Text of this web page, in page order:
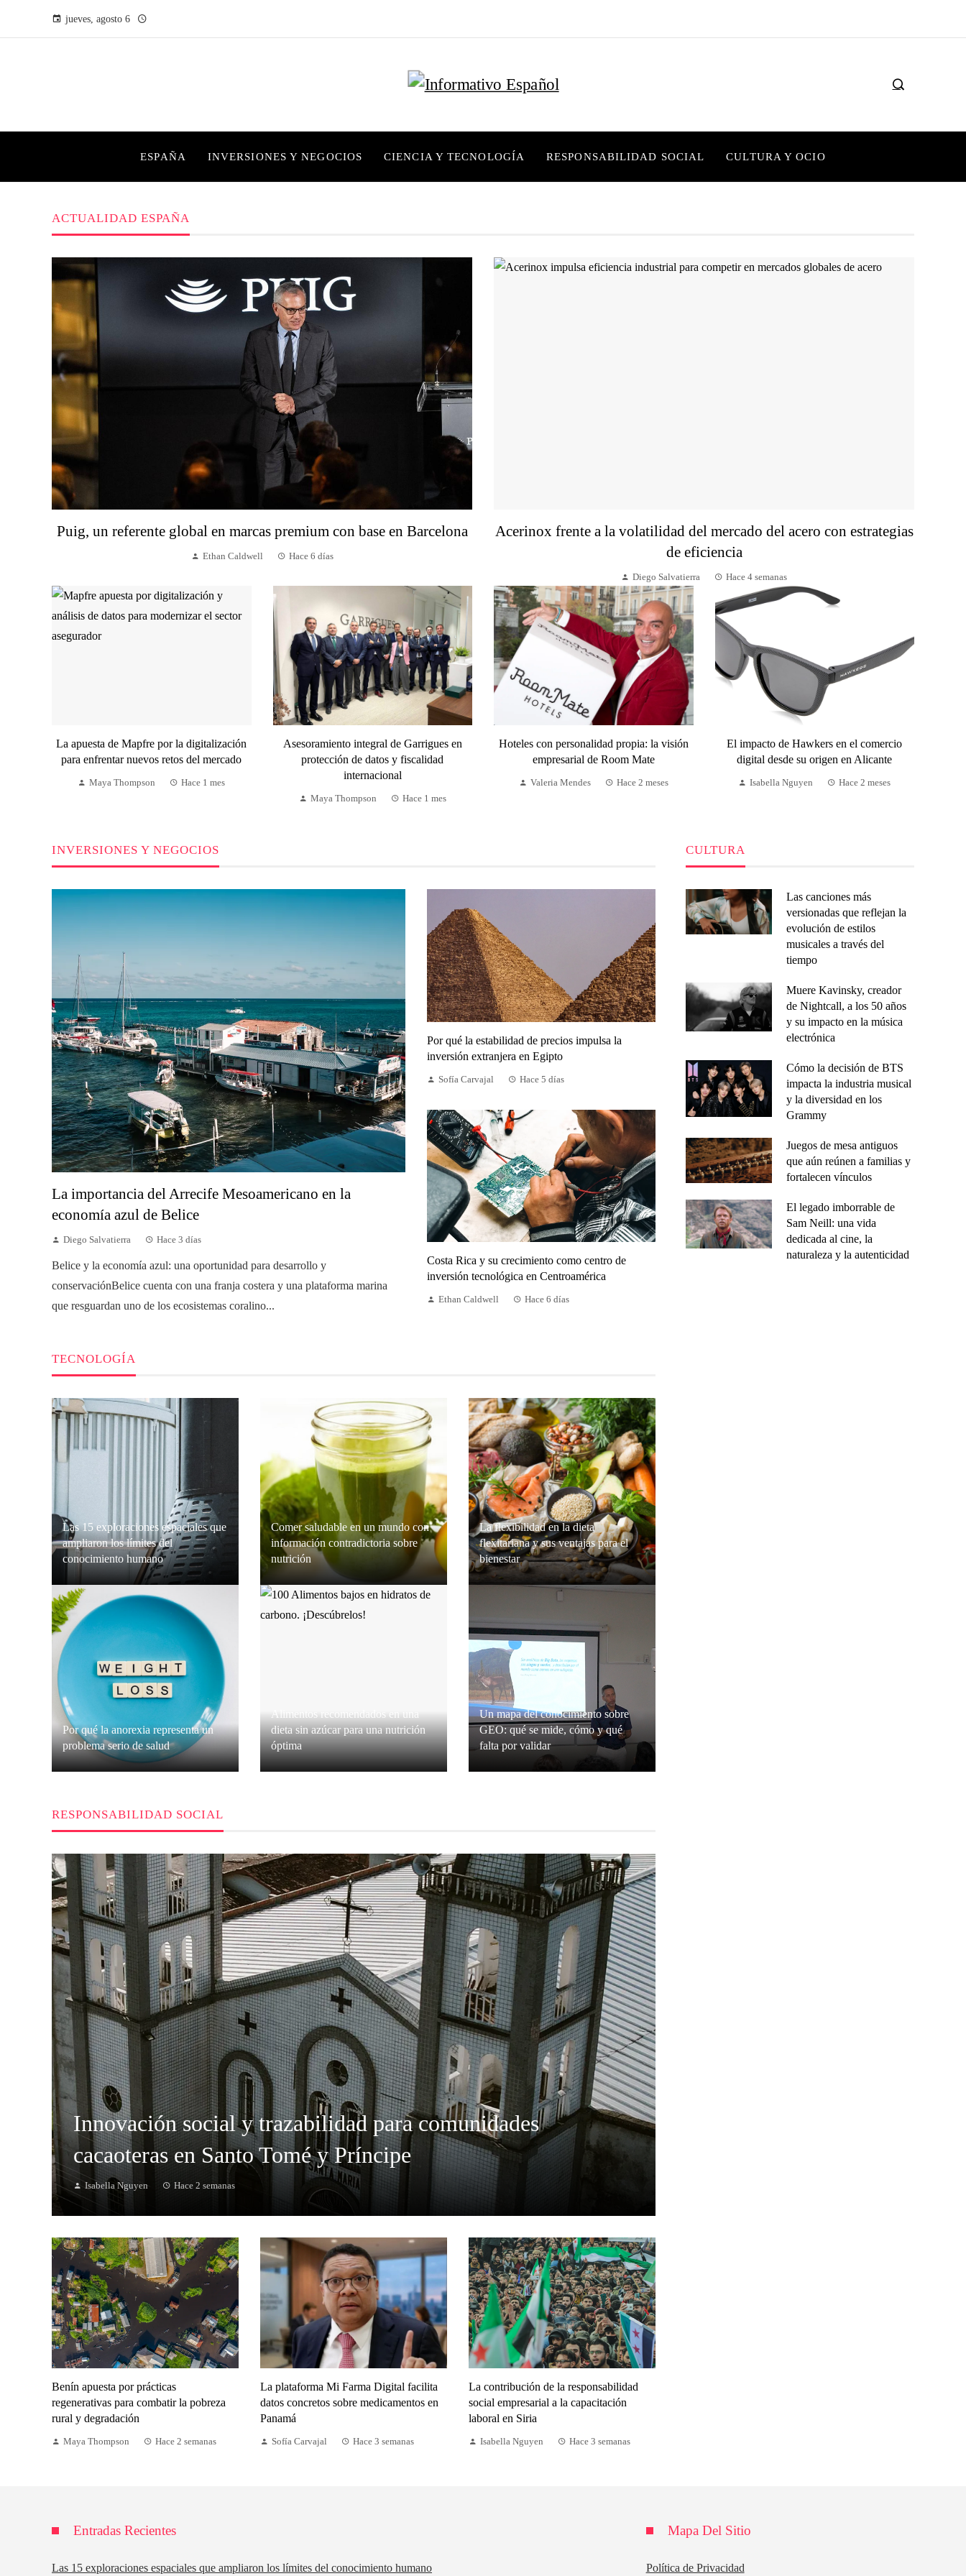
jueves, agosto 6
ESPAÑA INVERSIONES Y NEGOCIOS CIENCIA Y TECNOLOGÍA RESPONSABILIDAD SOCIAL CULTURA Y OCIO
ACTUALIDAD ESPAÑA
Puig, un referente global en marcas premium con base en Barcelona
Ethan Caldwell Hace 6 días
Acerinox frente a la volatilidad del mercado del acero con estrategias
de eficiencia
Diego Salvatierra Hace 4 semanas
La apuesta de Mapfre por la digitalización
para enfrentar nuevos retos del mercado
Maya Thompson Hace 1 mes
Asesoramiento integral de Garrigues en
protección de datos y fiscalidad
internacional
Maya Thompson Hace 1 mes
Hoteles con personalidad propia: la visión
empresarial de Room Mate
Valeria Mendes Hace 2 meses
El impacto de Hawkers en el comercio
digital desde su origen en Alicante
Isabella Nguyen Hace 2 meses
INVERSIONES Y NEGOCIOS
La importancia del Arrecife Mesoamericano en la
economía azul de Belice
Diego Salvatierra Hace 3 días
Belice y la economía azul: una oportunidad para desarrollo y
conservaciónBelice cuenta con una franja costera y una plataforma marina
que resguardan uno de los ecosistemas coralino...
Por qué la estabilidad de precios impulsa la
inversión extranjera en Egipto
Sofía Carvajal Hace 5 días
Costa Rica y su crecimiento como centro de
inversión tecnológica en Centroamérica
Ethan Caldwell Hace 6 días
TECNOLOGÍA
Las 15 exploraciones espaciales que
ampliaron los límites del
conocimiento humano
Sofía Carvajal Hace 2 días
Comer saludable en un mundo con
información contradictoria sobre
nutrición
La flexibilidad en la dieta
flexitariana y sus ventajas para el
bienestar
Grace O’Connor Hace 2 semanas
Por qué la anorexia representa un
problema serio de salud
Isabella Nguyen Hace 2 semanas
Alimentos recomendados en una
dieta sin azúcar para una nutrición
óptima
Un mapa del conocimiento sobre
GEO: qué se mide, cómo y qué
falta por validar
RESPONSABILIDAD SOCIAL
Innovación social y trazabilidad para comunidades
cacaoteras en Santo Tomé y Príncipe
Isabella Nguyen Hace 2 semanas
Benín apuesta por prácticas
regenerativas para combatir la pobreza
rural y degradación
Maya Thompson Hace 2 semanas
La plataforma Mi Farma Digital facilita
datos concretos sobre medicamentos en
Panamá
Sofía Carvajal Hace 3 semanas
La contribución de la responsabilidad
social empresarial a la capacitación
laboral en Siria
Isabella Nguyen Hace 3 semanas
CULTURA
Las canciones más
versionadas que reflejan la
evolución de estilos
musicales a través del
tiempo
Muere Kavinsky, creador
de Nightcall, a los 50 años
y su impacto en la música
electrónica
Cómo la decisión de BTS
impacta la industria musical
y la diversidad en los
Grammy
Juegos de mesa antiguos
que aún reúnen a familias y
fortalecen vínculos
El legado imborrable de
Sam Neill: una vida
dedicada al cine, la
naturaleza y la autenticidad
Entradas Recientes
Las 15 exploraciones espaciales que ampliaron los límites del conocimiento humano
Mapa Del Sitio
Política de Privacidad